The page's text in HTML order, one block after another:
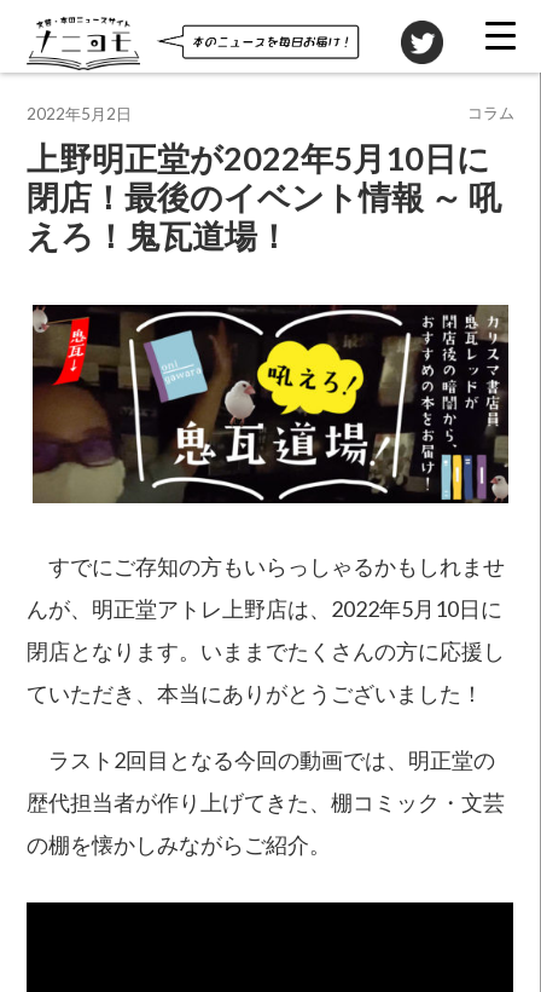
上野明正堂が2022年5月10日に
閉店！最後のイベント情報 ～ 吼
えろ！鬼瓦道場！
すでにご存知の方もいらっしゃるかもしれませ
んが、明正堂アトレ上野店は、2022年5月10日に
閉店となります。いままでたくさんの方に応援し
ていただき、本当にありがとうございました！
ラスト2回目となる今回の動画では、明正堂の
歴代担当者が作り上げてきた、棚コミック・文芸
の棚を懐かしみながらご紹介。
2022年5月2日 コラム